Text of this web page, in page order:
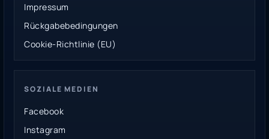
Impressum
Rückgabebedingungen
Cookie-Richtlinie (EU)
SOZIALE MEDIEN
Facebook
Instagram